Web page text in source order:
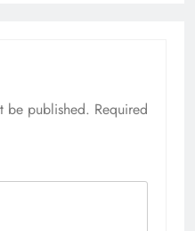
be published. Required